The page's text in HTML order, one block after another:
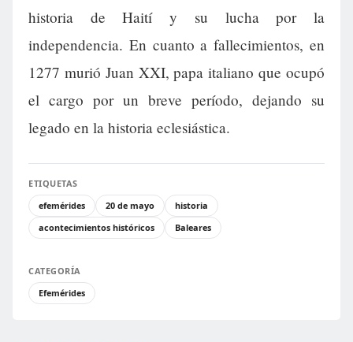
historia de Haití y su lucha por la
independencia. En cuanto a fallecimientos, en
1277 murió Juan XXI, papa italiano que ocupó
el cargo por un breve período, dejando su
legado en la historia eclesiástica.
ETIQUETAS
efemérides
20 de mayo
historia
acontecimientos históricos
Baleares
CATEGORÍA
Efemérides